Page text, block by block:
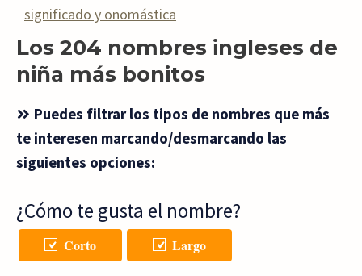
significado y onomástica
Los 204 nombres ingleses de
niña más bonitos
Puedes filtrar los tipos de nombres que más
te interesen marcando/desmarcando las
siguientes opciones:
¿Cómo te gusta el nombre?
Corto Largo